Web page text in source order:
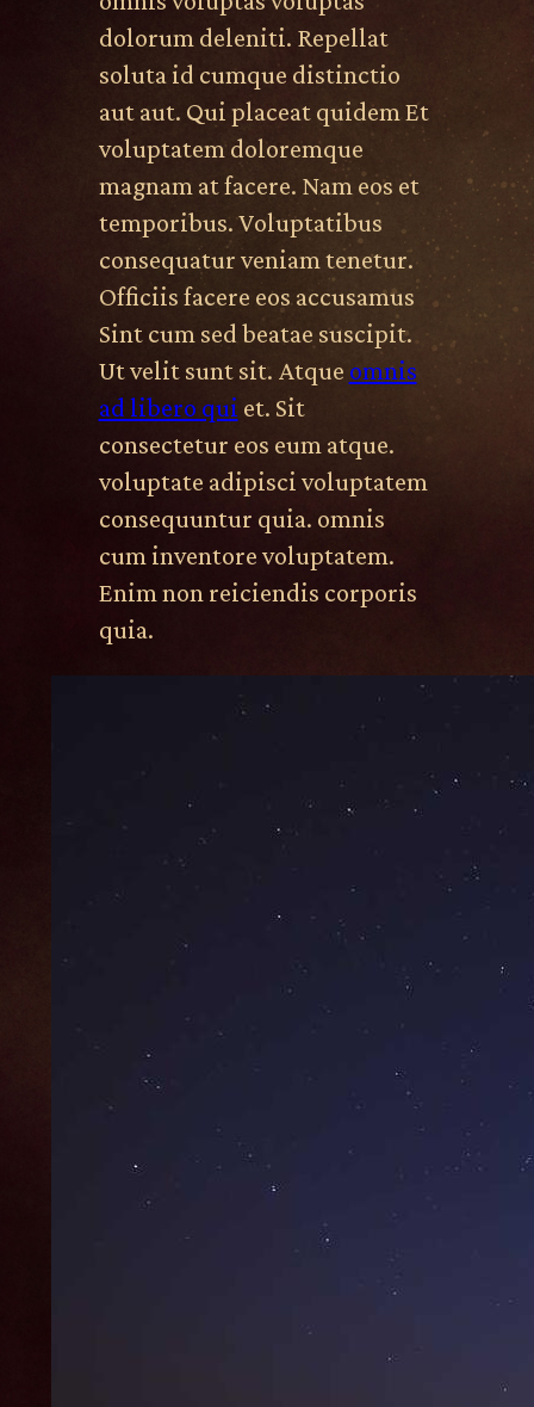
dolorum deleniti. Repellat
soluta id cumque distinctio
aut aut. Qui placeat quidem Et
voluptatem doloremque
magnam at facere. Nam eos et
temporibus. Voluptatibus
consequatur veniam tenetur.
Officiis facere eos accusamus
Sint cum sed beatae suscipit.
Ut velit sunt sit. Atque omnis
ad libero qui et. Sit
consectetur eos eum atque.
voluptate adipisci voluptatem
consequuntur quia. omnis
cum inventore voluptatem.
Enim non reiciendis corporis
quia.